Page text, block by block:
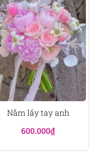
Nắm lấy tay anh
600.000₫